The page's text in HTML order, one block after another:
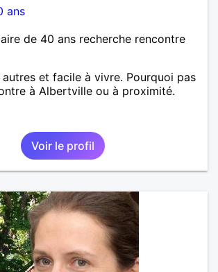
ans
de 40 ans recherche rencontre
et facile à vivre. Pourquoi pas
à Albertville ou à proximité.
Voir le profil